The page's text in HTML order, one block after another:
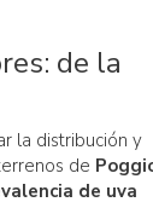
de la
la distribución y
de
de uva